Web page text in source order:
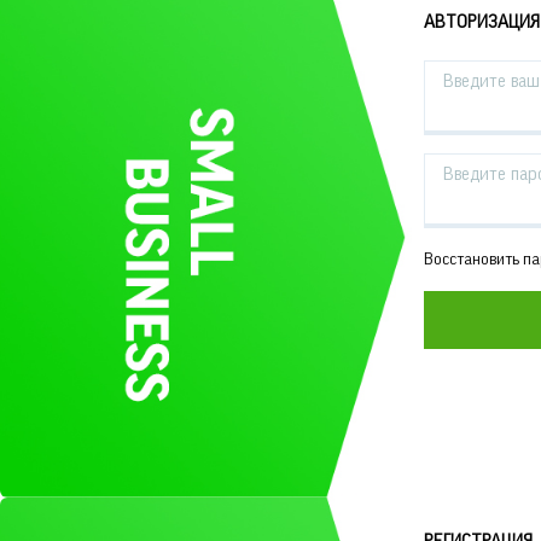
АВТОРИЗАЦИЯ
Введите
Введите
Восстановить